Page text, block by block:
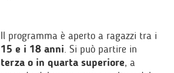
Il programma è aperto a ragazzi tra i
15 e i 18 anni. Si può partire in
terza o in quarta superiore, a